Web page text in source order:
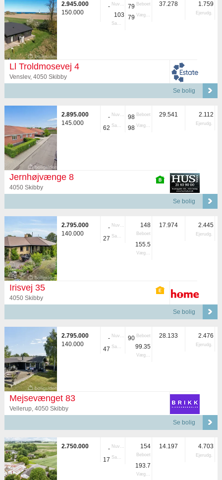
2.945.000
150.000
- Nuvær.
103
Samlet
79 Beboet
79 Vægtet
37.278 1.759
Ejerudg.
Ll Troldmosevej 4
Venslev, 4050 Skibby
Se bolig
2.895.000
145.000
- Nuvær.
62 Samlet
98 Beboet
98 Vægtet
29.541 2.112
Ejerudg.
Jernhøjvænge 8
4050 Skibby
Se bolig
2.795.000
140.000
- Nuvær.
27 Samlet
148
Beboet
155.5
Vægtet
17.974 2.445
Ejerudg.
Irisvej 35
4050 Skibby
Se bolig
2.795.000
140.000
- Nuvær.
47 Samlet
90 Beboet
99.35
Vægtet
28.133 2.476
Ejerudg.
Mejsevænget 83
Vellerup, 4050 Skibby
Se bolig
2.750.000 - Nuvær.
17 Samlet
154
Beboet
193.7
Vægtet
14.197 4.703
Ejerudg.